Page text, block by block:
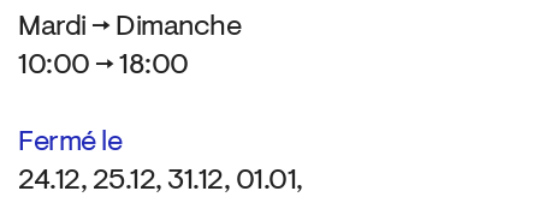
Mardi → Dimanche
10:00 → 18:00
Fermé le
24.12, 25.12, 31.12, 01.01,